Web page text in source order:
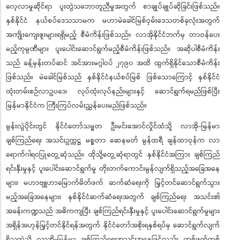
လေ့လာမှုဆိုင်ရာ ပူးတွဲသဘောတူညီမှုအတွက် စာချုပ်ချုပ်ဆိုခြင်းဖြစ်သည်။
နှစ်နိုင်ငံ နယ်စပ်ဒေသသာမက မဟာမဲခေါင်မြစ်ဝှမ်းဒေသတစ်ခုလုံးအတွက်
အကျိုးကျေးဇူးများရရှိမည့် စီမံကိန်းဖြစ်သည်။ လာအိုနိုင်ငံဘက်မှ တာဝန်ပေး
မည့်ကုမ္ပဏီများ ပူးပေါင်းဆောင်ရွက်မည့်စီမံကိန်းဖြစ်သည်။ အဆိုပါစီမံကိန်း
သည် ခန့်မှန်းတပ်ဆင် အင်အားမဂ္ဂါဝပ် ၂၇၉၀ အထိ ထွက်ရှိနိုင်သောစီမံကိန်း
ဖြစ်သည်။ မဲခေါင်မြစ်သည် နှစ်နိုင်ငံနယ်စပ်မြစ် ဖြစ်သောကြောင့် နှစ်နိုင်ငံ
ထုံးတမ်းစဉ်လာဥပဒေ၊ လုပ်ထုံးလုပ်နည်းများနှင့် ဆောင်ရွက်ရမည်ဖြစ်ပြီး
မြန်မာနိုင်ငံက ကြီးကြပ်လမ်းညွှန်ပေးမည်ဖြစ်သည်။
မွန်းလွဲပိုင်းတွင် နိုင်ငံတော်သမ္မတ ဦးမင်းအောင်လှိုင်ထံသို့ လာအို-မြန်မာ
ချစ်ကြည်ရေး အသင်းဥက္ကဋ္ဌ မစ္စတာ ဆေနမတ် မွန်ထရီ ချန်ထာဝုန်က လာ
ရောက်ဂါရဝပြုတွေ့ဆုံသည်။ ထိုသို့တွေ့ဆုံရာတွင် နှစ်နိုင်ငံအကြား ချစ်ကြည်
ရင်းနှီးမှုနှင့် ပူးပေါင်းဆောင်ရွက်မှု တိုးတက်ကောင်းမွန်လျက်ရှိသည့်အခြေအနေ
များ၊ မဟာဗျူဟာမြောက်မိတ်ဖက် ဆက်ဆံရေးကို မြှင့်တင်ဆောင်ရွက်သွား
မည့်အခြေအနေများ၊ နှစ်နိုင်ငံဆက်ဆံရေးအတွက် ချစ်ကြည်ရေး အသင်း၏
အခန်းကဏ္ဍသည် အဓိကကျပြီး ချစ်ကြည်ရင်းနှီးမှုနှင့် ပူးပေါင်းဆောင်ရွက်မှုများ
အရှိန်အဟုန်မြှင့်တင်နိုင်ရန်အတွက် နိုင်ငံတော်အစိုးရနှစ်ရပ်မှ ဆောင်ရွက်လျက်